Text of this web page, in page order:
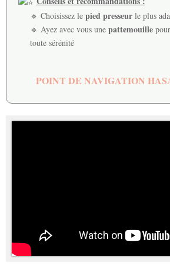
🔹 Choisissez le pied presseur le plus
🔹 Ayez avec vous une pattemouille
toute sérénité
POINT DE NAVIGATION